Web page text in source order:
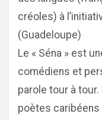
créoles) à
(Guadeloupe)
Le « Séna » est
comédiens et
parole tour à
poètes caribéens